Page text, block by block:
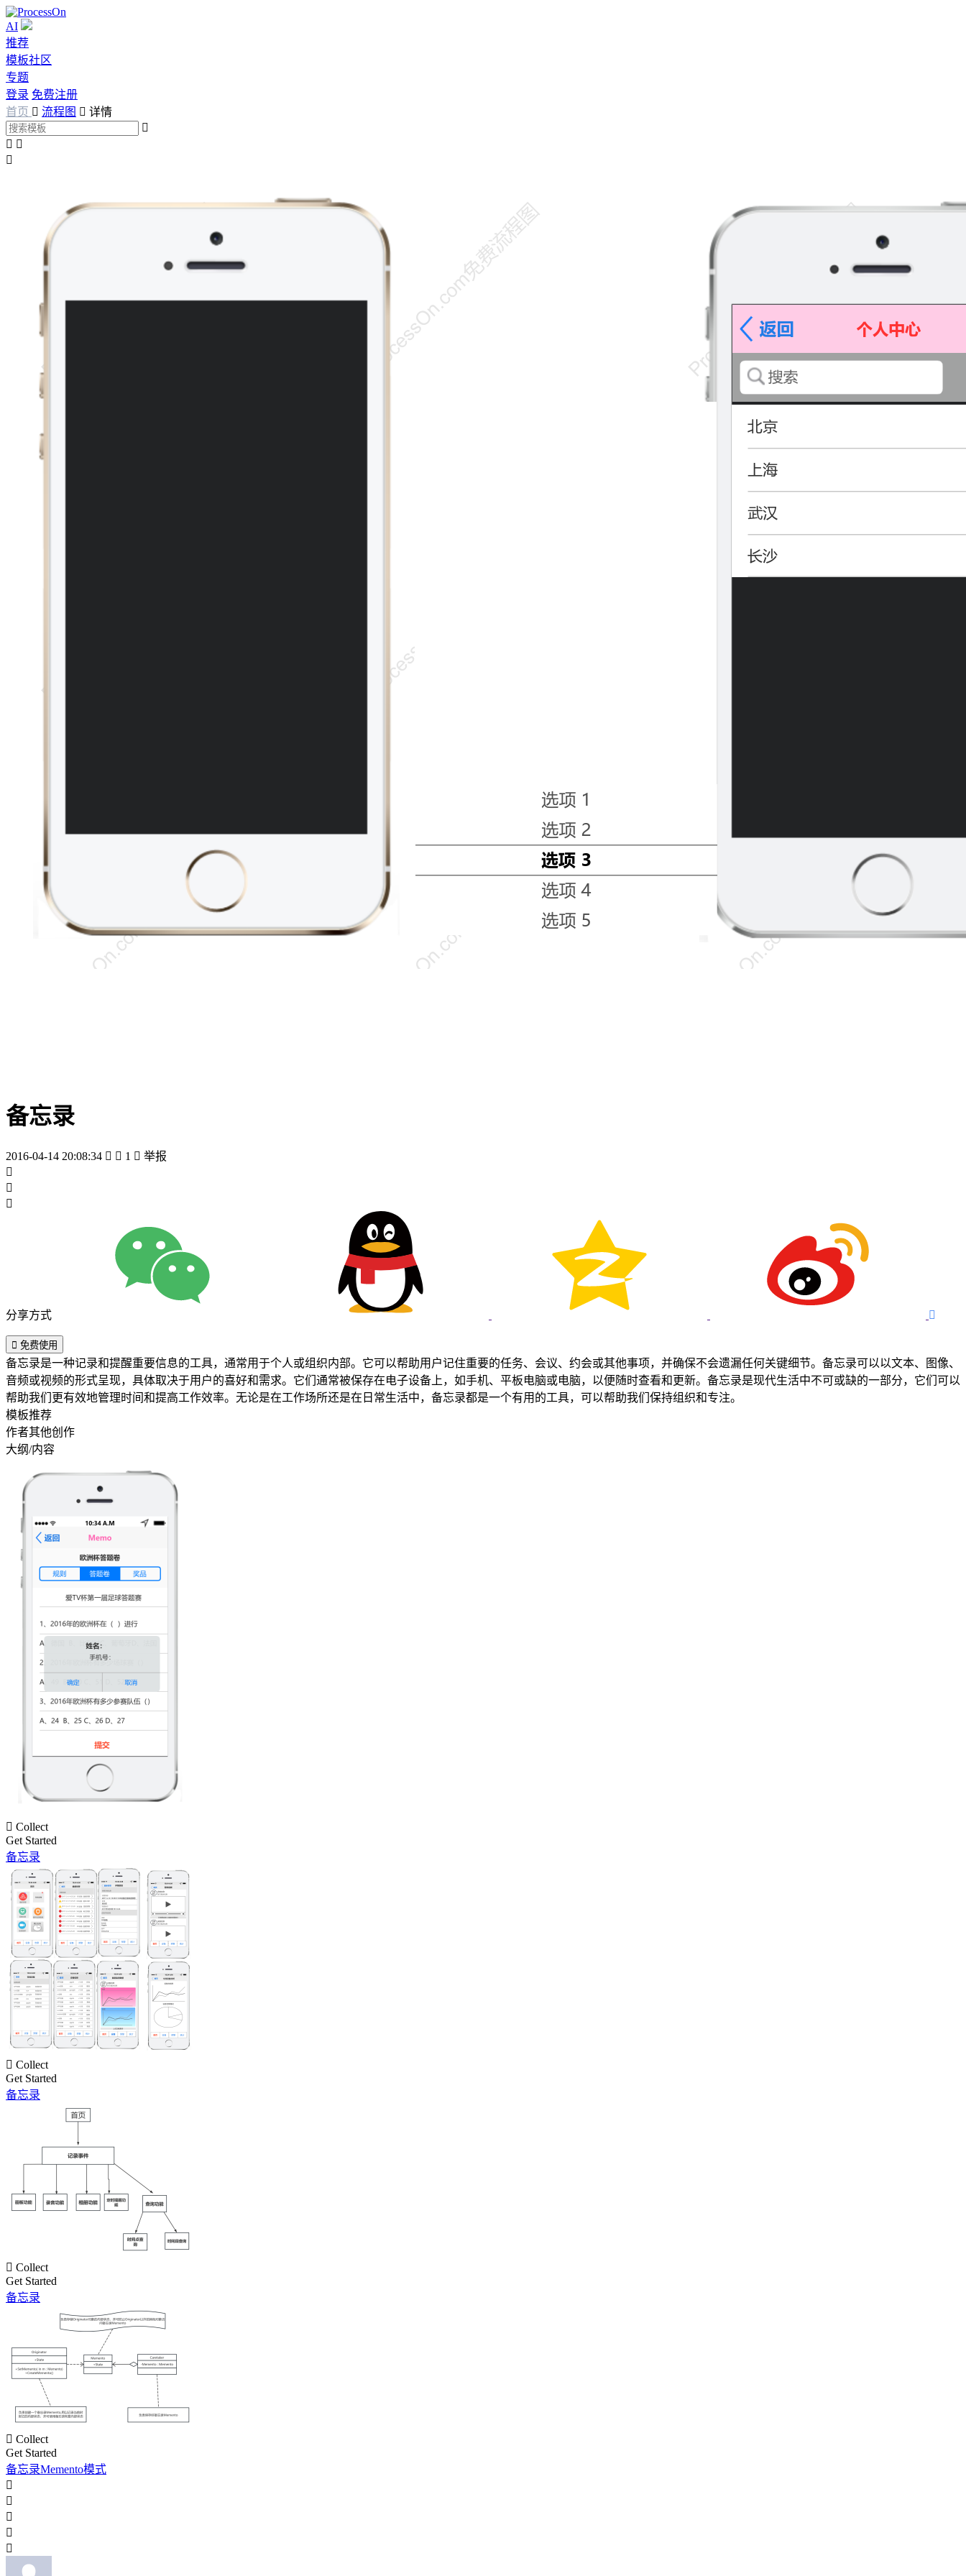
AI
推荐
模板社区
专题
登录 免费注册
首页  流程图  详情

 

备忘录
2016-04-14 20:08:34   1  举报



分享方式 
 免费使用
备忘录是一种记录和提醒重要信息的工具，通常用于个人或组织内部。它可以帮助用户记住重要的任务、会议、约会或其他事项，并确保不会遗漏任何关键细节。备忘录可以以文本、图像、
音频或视频的形式呈现，具体取决于用户的喜好和需求。它们通常被保存在电子设备上，如手机、平板电脑或电脑，以便随时查看和更新。备忘录是现代生活中不可或缺的一部分，它们可以
帮助我们更有效地管理时间和提高工作效率。无论是在工作场所还是在日常生活中，备忘录都是一个有用的工具，可以帮助我们保持组织和专注。
模板推荐
作者其他创作
大纲/内容
 Collect
Get Started
备忘录
 Collect
Get Started
备忘录
 Collect
Get Started
备忘录
 Collect
Get Started
备忘录Memento模式




